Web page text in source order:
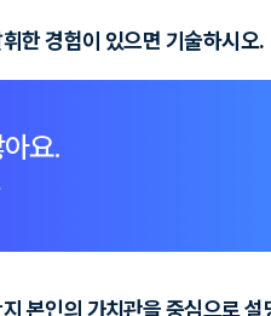
한 경험이 있으면 기술하시오.
요.
본인의 가치관을 중심으로 설